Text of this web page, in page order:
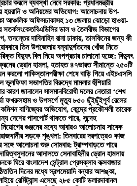
করলে ব্যবস্থা নেবে সরকার: প্রধানমন্ত্রীর
ও অনিয়মের অভিযোগ: আলোচনায় উপ-
আঞ্চলিক অফিসঢাকাসহ ১৩ জেলায় ঝোড়ো হাওয়া-
সতর্কসংকেতবিএডিসির ডাল ও তৈলবীজ বিভাগের
তদন্তের দাবিনাহিদ রানা ঢাকায়, তাসকিনের জন্য কী
তিন উপজেলার বন্যাদুর্গতদের খোঁজ নিতে
বিদ্যুৎ বিল নিয়ে অপপ্রচার চালানো হচ্ছে: বিদ্যুৎ
ড্রোন হামলা, হতাহত ৪৭ভারত সীমান্তে ২৫০টি
করলো পাকিস্তানপরীক্ষা শেষে বাড়ি গিয়ে এইচএসসি
ভুলফিফা সভাপতির বিরুদ্ধে মামলার হুঁশিয়ারি
কারণ জানালেন সালমানবিরোধী দলের নেতারা ‘শেখ
ফখরুলহাম ও উপসর্গে মৃত্যু ৮৫০ ছুঁইছুঁইপূর্ব রেলের
বাণিজ্যের অভিযোগ, কেন্দ্রে প্রকৌশলী তারেক
দেশের পাসপোর্ট থাকতে পারে, সন্দেহ
গুঞ্জনের মধ্যে আবারও আলোচনায় সাবেক
রাজধানীর সড়কে শৃঙ্খলা: তিনবারের দরপত্রেও কাজ
সঙ্গে আলোচনা শুরু সোমবার: ট্রাম্পবাড়তে পারে
সুদানের আদালতে সেনাবাহিনীর ড্রোন হামলায়
ঘিরে বাংলাদেশ সেন্ট্রাল প্রেসক্লাব কক্সবাজার
তিন দিনের মধ্যে স্বল্পমেয়াদি বন্যার আশঙ্কা,
রেমিট্যান্স এসেছে ২৮৫ কোটি ডলারদাবানল